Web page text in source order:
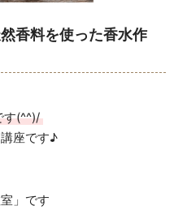
香料を使った香水作
す(^^)/
座です♪
」です